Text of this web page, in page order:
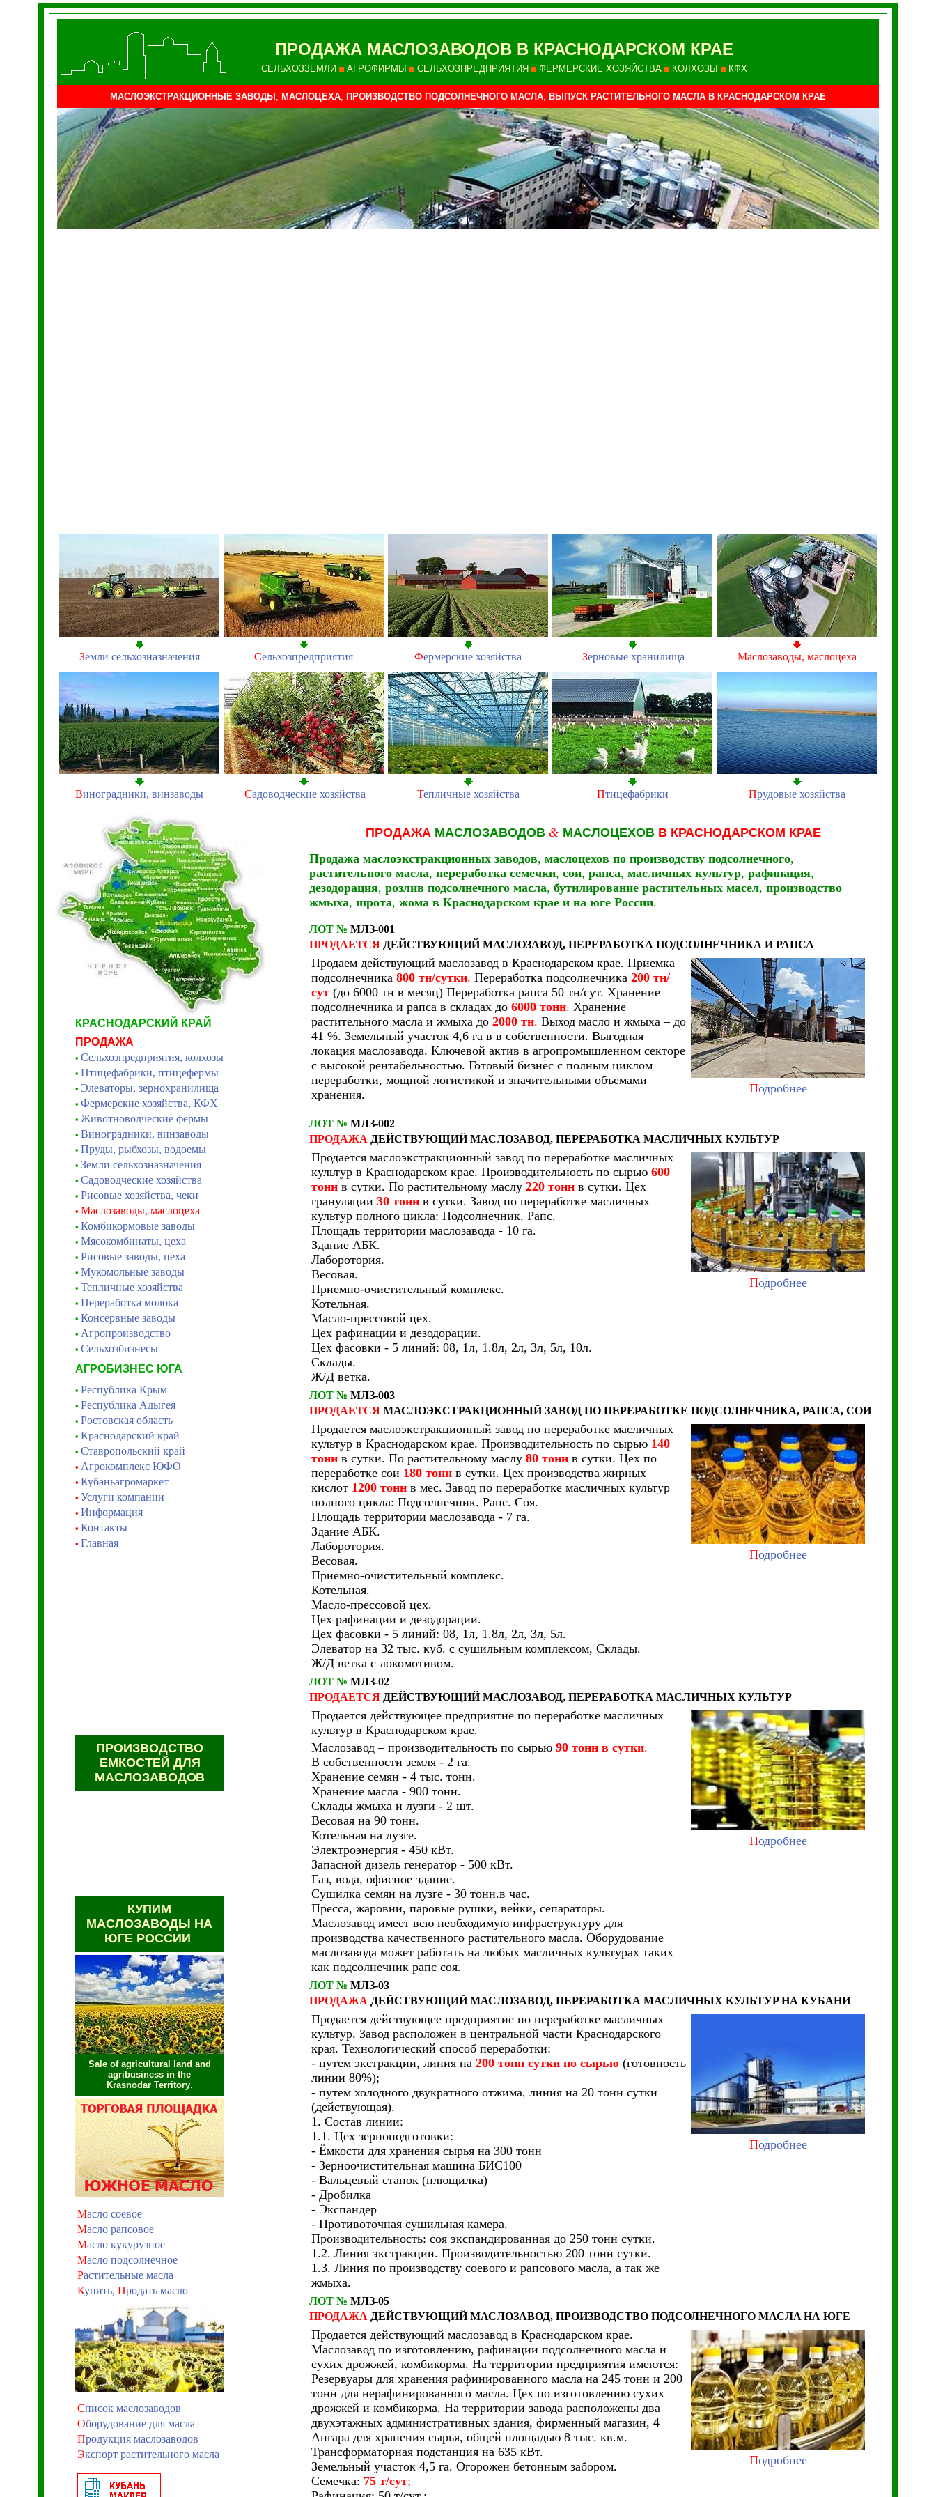
ПРОДАЖА МАСЛОЗАВОДОВ В КРАСНОДАРСКОМ КРАЕ
СЕЛЬХОЗЗЕМЛИ АГРОФИРМЫ СЕЛЬХОЗПРЕДПРИЯТИЯ ФЕРМЕРСКИЕ ХОЗЯЙСТВА КОЛХОЗЫ КФХ
МАСЛОЭКСТРАКЦИОННЫЕ ЗАВОДЫ , МАСЛОЦЕХА, ПРОИЗВОДСТВО ПОДСОЛНЕЧНОГО МАСЛА, ВЫПУСК РАСТИТЕЛЬНОГО МАСЛА В КРАСНОДАРСКОМ КРАЕ
Земли сельхозназначения Сельхозпредприятия Фермерские хозяйства Зерновые хранилища Маслозаводы, маслоцеха
Виноградники, винзаводы Садоводческие хозяйства Тепличные хозяйства Птицефабрики Прудовые хозяйства
КРАСНОДАРСКИЙ КРАЙ
ПРОДАЖА
• Сельхозпредприятия, колхозы
• Птицефабрики, птицефермы
• Элеваторы, зернохранилища
• Фермерские хозяйства, КФХ
• Животноводческие фермы
• Виноградники, винзаводы
• Пруды, рыбхозы, водоемы
• Земли сельхозназначения
• Садоводческие хозяйства
• Рисовые хозяйства, чеки
• Маслозаводы, маслоцеха
• Комбикормовые заводы
• Мясокомбинаты, цеха
• Рисовые заводы, цеха
• Мукомольные заводы
• Тепличные хозяйства
• Переработка молока
• Консервные заводы
• Агропроизводство
• Сельхозбизнесы
АГРОБИЗНЕС ЮГА
• Республика Крым
• Республика Адыгея
• Ростовская область
• Краснодарский край
• Ставропольский край
• Агрокомплекс ЮФО
• Кубаньагромаркет
• Услуги компании
• Информация
• Контакты
• Главная
ПРОИЗВОДСТВО
ЕМКОСТЕЙ ДЛЯ
МАСЛОЗАВОДОВ
КУПИМ
МАСЛОЗАВОДЫ НА
ЮГЕ РОССИИ
Sale of agricultural land and
agribusiness in the
Krasnodar Territory.
Масло соевое
Масло рапсовое
Масло кукурузное
Масло подсолнечное
Растительные масла
Купить, Продать масло
Список маслозаводов
Оборудование для масла
Продукция маслозаводов
Экспорт растительного масла
ПРОДАЖА МАСЛОЗАВОДОВ & МАСЛОЦЕХОВ В КРАСНОДАРСКОМ КРАЕ
Продажа маслоэкстракционных заводов, маслоцехов по производству подсолнечного,
растительного масла, переработка семечки, сои, рапса, масличных культур, рафинация,
дезодорация, розлив подсолнечного масла, бутилирование растительных масел, производство
жмыха, шрота, жома в Краснодарском крае и на юге России.
ЛОТ № МЛЗ-001
ПРОДАЕТСЯ ДЕЙСТВУЮЩИЙ МАСЛОЗАВОД, ПЕРЕРАБОТКА ПОДСОЛНЕЧНИКА И РАПСА
Продаем действующий маслозавод в Краснодарском крае. Приемка
подсолнечника 800 тн/сутки. Переработка подсолнечника 200 тн/
сут (до 6000 тн в месяц) Переработка рапса 50 тн/сут. Хранение
подсолнечника и рапса в складах до 6000 тонн. Хранение
растительного масла и жмыха до 2000 тн. Выход масло и жмыха – до
41 %. Земельный участок 4,6 га в в собственности. Выгодная
локация маслозавода. Ключевой актив в агропромышленном секторе
с высокой рентабельностью. Готовый бизнес с полным циклом
переработки, мощной логистикой и значительными объемами
хранения.
Подробнее
ЛОТ № МЛЗ-002
ПРОДАЖА ДЕЙСТВУЮЩИЙ МАСЛОЗАВОД, ПЕРЕРАБОТКА МАСЛИЧНЫХ КУЛЬТУР
Продается маслоэкстракционный завод по переработке масличных
культур в Краснодарском крае. Производительность по сырью 600
тонн в сутки. По растительному маслу 220 тонн в сутки. Цех
грануляции 30 тонн в сутки. Завод по переработке масличных
культур полного цикла: Подсолнечник. Рапс.
Площадь территории маслозавода - 10 га.
Здание АБК.
Лаборотория.
Весовая.
Приемно-очистительный комплекс.
Котельная.
Масло-прессовой цех.
Цех рафинации и дезодорации.
Цех фасовки - 5 линий: 08, 1л, 1.8л, 2л, 3л, 5л, 10л.
Склады.
Ж/Д ветка.
Подробнее
ЛОТ № МЛЗ-003
ПРОДАЕТСЯ МАСЛОЭКСТРАКЦИОННЫЙ ЗАВОД ПО ПЕРЕРАБОТКЕ ПОДСОЛНЕЧНИКА, РАПСА, СОИ
Продается маслоэкстракционный завод по переработке масличных
культур в Краснодарском крае. Производительность по сырью 140
тонн в сутки. По растительному маслу 80 тонн в сутки. Цех по
переработке сои 180 тонн в сутки. Цех производства жирных
кислот 1200 тонн в мес. Завод по переработке масличных культур
полного цикла: Подсолнечник. Рапс. Соя.
Площадь территории маслозавода - 7 га.
Здание АБК.
Лаборотория.
Весовая.
Приемно-очистительный комплекс.
Котельная.
Масло-прессовой цех.
Цех рафинации и дезодорации.
Цех фасовки - 5 линий: 08, 1л, 1.8л, 2л, 3л, 5л.
Элеватор на 32 тыс. куб. с сушильным комплексом, Склады.
Ж/Д ветка с локомотивом.
Подробнее
ЛОТ № МЛЗ-02
ПРОДАЕТСЯ ДЕЙСТВУЮЩИЙ МАСЛОЗАВОД, ПЕРЕРАБОТКА МАСЛИЧНЫХ КУЛЬТУР
Продается действующее предприятие по переработке масличных
культур в Краснодарском крае.
Подробнее
Маслозавод – производительность по сырью 90 тонн в сутки.
В собственности земля - 2 га.
Хранение семян - 4 тыс. тонн.
Хранение масла - 900 тонн.
Склады жмыха и лузги - 2 шт.
Весовая на 90 тонн.
Котельная на лузге.
Электроэнергия - 450 кВт.
Запасной дизель генератор - 500 кВт.
Газ, вода, офисное здание.
Сушилка семян на лузге - 30 тонн.в час.
Пресса, жаровни, паровые рушки, вейки, сепараторы.
Маслозавод имеет всю необходимую инфраструктуру для
производства качественного растительного масла. Оборудование
маслозавода может работать на любых масличных культурах таких
как подсолнечник рапс соя.
ЛОТ № МЛЗ-03
ПРОДАЖА ДЕЙСТВУЮЩИЙ МАСЛОЗАВОД, ПЕРЕРАБОТКА МАСЛИЧНЫХ КУЛЬТУРНА КУБАНИ
Продается действующее предприятие по переработке масличных
культур. Завод расположен в центральной части Краснодарского
края. Технологический способ переработки:
- путем экстракции, линия на 200 тонн сутки по сырью (готовность
линии 80%);
- путем холодного двукратного отжима, линия на 20 тонн сутки
(действующая).
1. Состав линии:
1.1. Цех зерноподготовки:
- Ёмкости для хранения сырья на 300 тонн
- Зерноочистительная машина БИС100
- Вальцевый станок (плющилка)
- Дробилка
- Экспандер
- Противоточная сушильная камера.
Производительность: соя экспандированная до 250 тонн сутки.
1.2. Линия экстракции. Производительностью 200 тонн сутки.
1.3. Линия по производству соевого и рапсового масла, а так же
жмыха.
Подробнее
ЛОТ № МЛЗ-05
ПРОДАЖА ДЕЙСТВУЮЩИЙ МАСЛОЗАВОД, ПРОИЗВОДСТВО ПОДСОЛНЕЧНОГО МАСЛА НА ЮГЕ
Продается действующий маслозавод в Краснодарском крае.
Маслозавод по изготовлению, рафинации подсолнечного масла и
сухих дрожжей, комбикорма. На территории предприятия имеются:
Резервуары для хранения рафинированного масла на 245 тонн и 200
тонн для нерафинированного масла. Цех по изготовлению сухих
дрожжей и комбикорма. На территории завода расположены два
двухэтажных административных здания, фирменный магазин, 4
Ангара для хранения сырья, общей площадью 8 тыс. кв.м.
Трансформаторная подстанция на 635 кВт.
Земельный участок 4,5 га. Огорожен бетонным забором.
Семечка: 75 т/сут;
Подробнее